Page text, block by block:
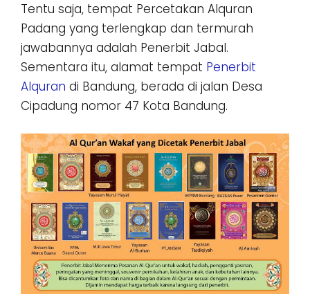
Tentu saja, tempat Percetakan Alquran
Padang yang terlengkap dan termurah
jawabannya adalah Penerbit Jabal.
Sementara itu, alamat tempat Penerbit
Alquran di Bandung, berada di jalan Desa
Cipadung nomor 47 Kota Bandung.